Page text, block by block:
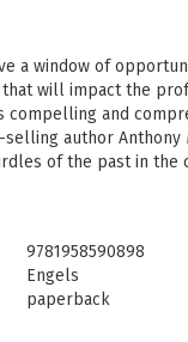
a window of
that will impact the
compelling and
author Anthony
of the past in the
embrace the PLC at
educators:
term effects of the
and educator
9781958590898
Engels
paperback